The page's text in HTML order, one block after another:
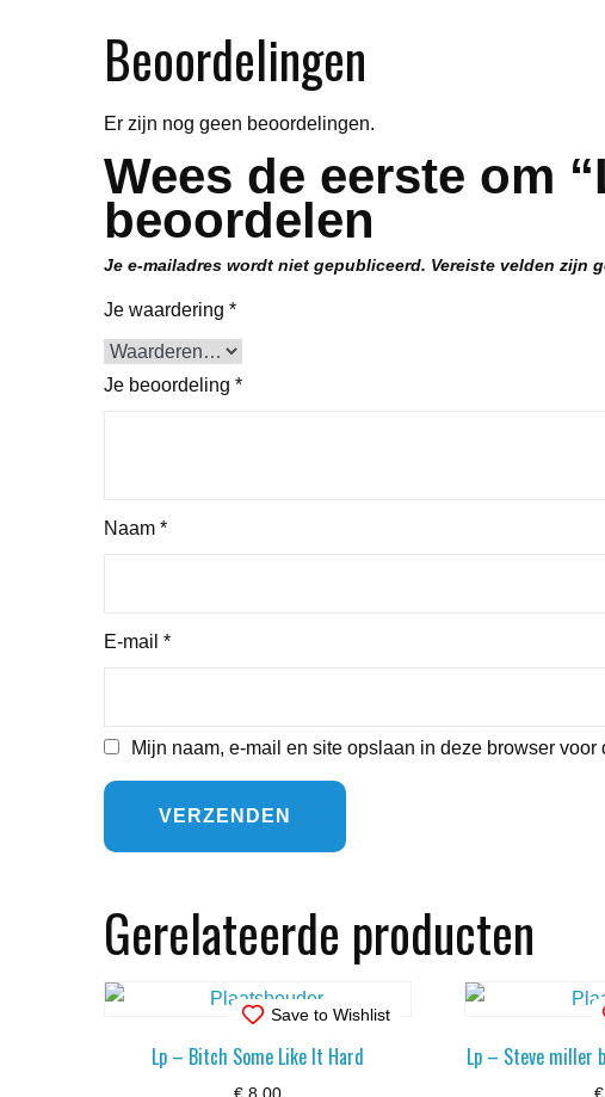
Beoordelingen
Er zijn nog geen beoordelingen.
Wees de eerste om
beoordelen
Je e-mailadres wordt niet gepubliceerd. Vereiste velden zijn
Je waardering *
Je beoordeling *
Naam *
E-mail *
Mijn naam, e-mail en site opslaan in deze browser
Gerelateerde producten
Save to Wishlist
Lp – Bitch Some Like It Hard Lp – Steve miller